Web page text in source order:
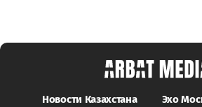
Новости Казахстана Эхо